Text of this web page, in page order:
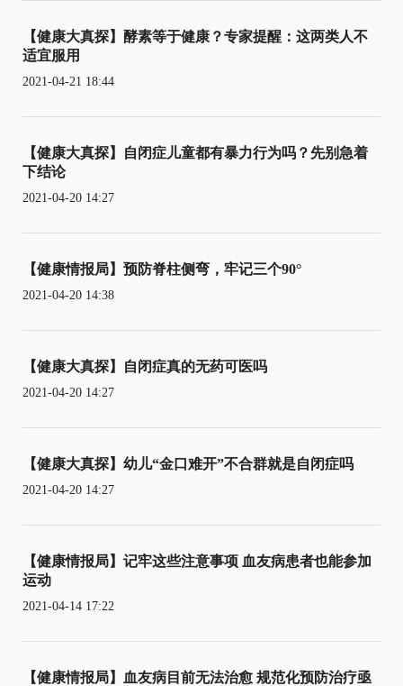
【健康大真探】酵素等于健康？专家提醒：这两类人不
适宜服用
2021-04-21 18:44
【健康大真探】自闭症儿童都有暴力行为吗？先别急着
下结论
2021-04-20 14:27
【健康情报局】预防脊柱侧弯，牢记三个90°
2021-04-20 14:38
【健康大真探】自闭症真的无药可医吗
2021-04-20 14:27
【健康大真探】幼儿“金口难开”不合群就是自闭症吗
2021-04-20 14:27
【健康情报局】记牢这些注意事项 血友病患者也能参加
运动
2021-04-14 17:22
【健康情报局】血友病目前无法治愈 规范化预防治疗亟